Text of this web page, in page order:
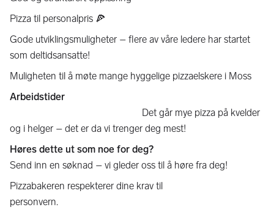
Pizza til personalpris 🍕
Gode utviklingsmuligheter – flere av våre ledere har startet
som deltidsansatte!
Muligheten til å møte mange hyggelige pizzaelskere i Moss
Arbeidstider
Det går mye pizza på kvelder
og i helger – det er da vi trenger deg mest!
Høres dette ut som noe for deg?
Send inn en søknad – vi gleder oss til å høre fra deg!
Pizzabakeren respekterer dine krav til
personvern.